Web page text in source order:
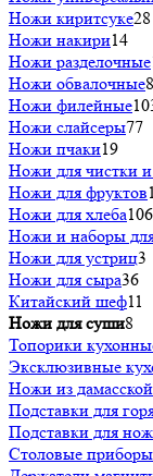
Ножи киритсуке28
Ножи накири14
Ножи разделочные
Ножи обвалочные
Ножи филейные
Ножи слайсеры77
Ножи пчаки19
Ножи для чистки
Ножи для фруктов
Ножи для хлеба106
Ножи и наборы
Ножи для устриц3
Ножи для сыра36
Китайский шеф11
Ножи для суши8
Топорики
Эксклюзивные
Ножи из
Подставки для
Подставки для
Столовые